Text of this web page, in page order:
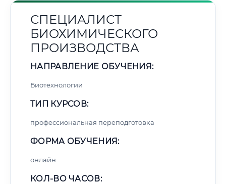
СПЕЦИАЛИСТ
БИОХИМИЧЕСКОГО
ПРОИЗВОДСТВА
НАПРАВЛЕНИЕ ОБУЧЕНИЯ:
Биотехнологии
ТИП КУРСОВ:
профессиональная переподготовка
ФОРМА ОБУЧЕНИЯ:
онлайн
КОЛ-ВО ЧАСОВ: